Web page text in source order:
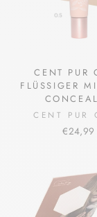
CENT PUR
FLÜSSIGER
CENT PUR
€24,99